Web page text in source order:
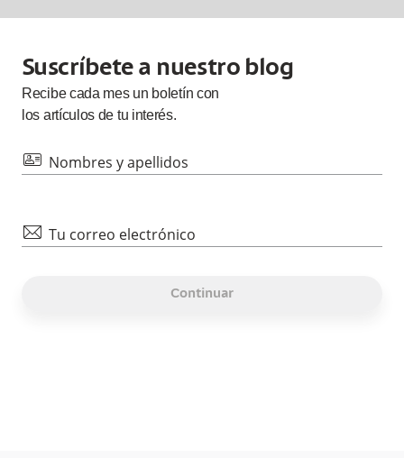
Suscríbete a nuestro blog
Recibe cada mesun boletín con
los artículos de tu interés.
id Nombres y apellidos
mail Tu correo electrónico
Continuar